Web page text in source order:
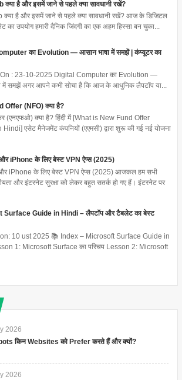
क्या है और इसमें जाने से पहले क्या सावधानी रखें?
क्या है और इसमें जाने से पहले क्या सावधानी रखें? आज के डिजिटल
का उपयोग हमारी दैनिक जिंदगी का एक अहम हिस्सा बन चुका...
का Evolution — आसान भाषा में समझें | कंप्यूटर का
: 23-10-2025 Digital Computer का Evolution —
में समझें अगर आपने कभी सोचा है कि आज के आधुनिक लैपटॉप या...
Offer (NFO) क्या है?
(एनएफओ) क्या है? हिंदी में [What is New Fund Offer
एसेट मैनेजमेंट कंपनियों (एएमसी) द्वारा शुरू की गई नई योजना
iPhone के लिए बेस्ट VPN ऐप्स (2025)
iPhone के लिए बेस्ट VPN ऐप्स (2025) आजकल हम सभी
और इंटरनेट सुरक्षा को लेकर बहुत सतर्क हो गए हैं। इंटरनेट पर
Surface Guide in Hindi – लैपटॉप और टैबलेट का बेस्ट
10 ust 2025 📚 Index – Microsoft Surface Guide in
1: Microsoft Surface का परिचय Lesson 2: Microsoft
2026
किन Websites को Prefer करते हैं और क्यों?
2026